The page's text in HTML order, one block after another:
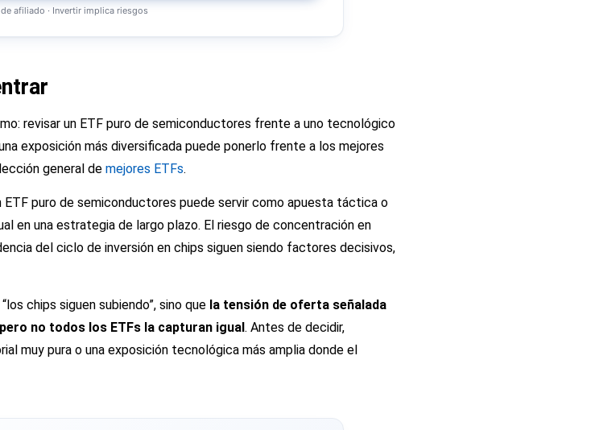
de afiliado · Invertir implica riesgos
revisar un ETF puro de semiconductores frente a uno tecnológico
exposición más diversificada puede ponerlo frente a los mejores
general de mejores ETFs.
ETF puro de semiconductores puede servir como apuesta táctica o
en una estrategia de largo plazo. El riesgo de concentración en
del ciclo de inversión en chips siguen siendo factores decisivos,
chips siguen subiendo”, sino que la tensión de oferta señalada
no todos los ETFs la capturan igual. Antes de decidir,
muy pura o una exposición tecnológica más amplia donde el